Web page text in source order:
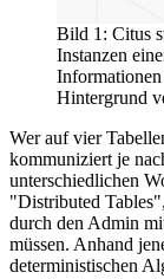
Bild 1: Citus
Instanzen
Hintergrund
Wer auf vier
kommuniziert je
unterschiedlichen
"Distributed
durch den Admin
müssen. Anhand
deterministischen